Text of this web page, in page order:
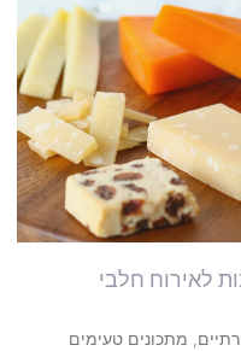
לאירוח חלבי
מתכונים טעימים